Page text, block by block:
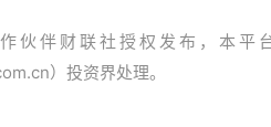
作伙伴财联社授权发布，本
）投资界处理。